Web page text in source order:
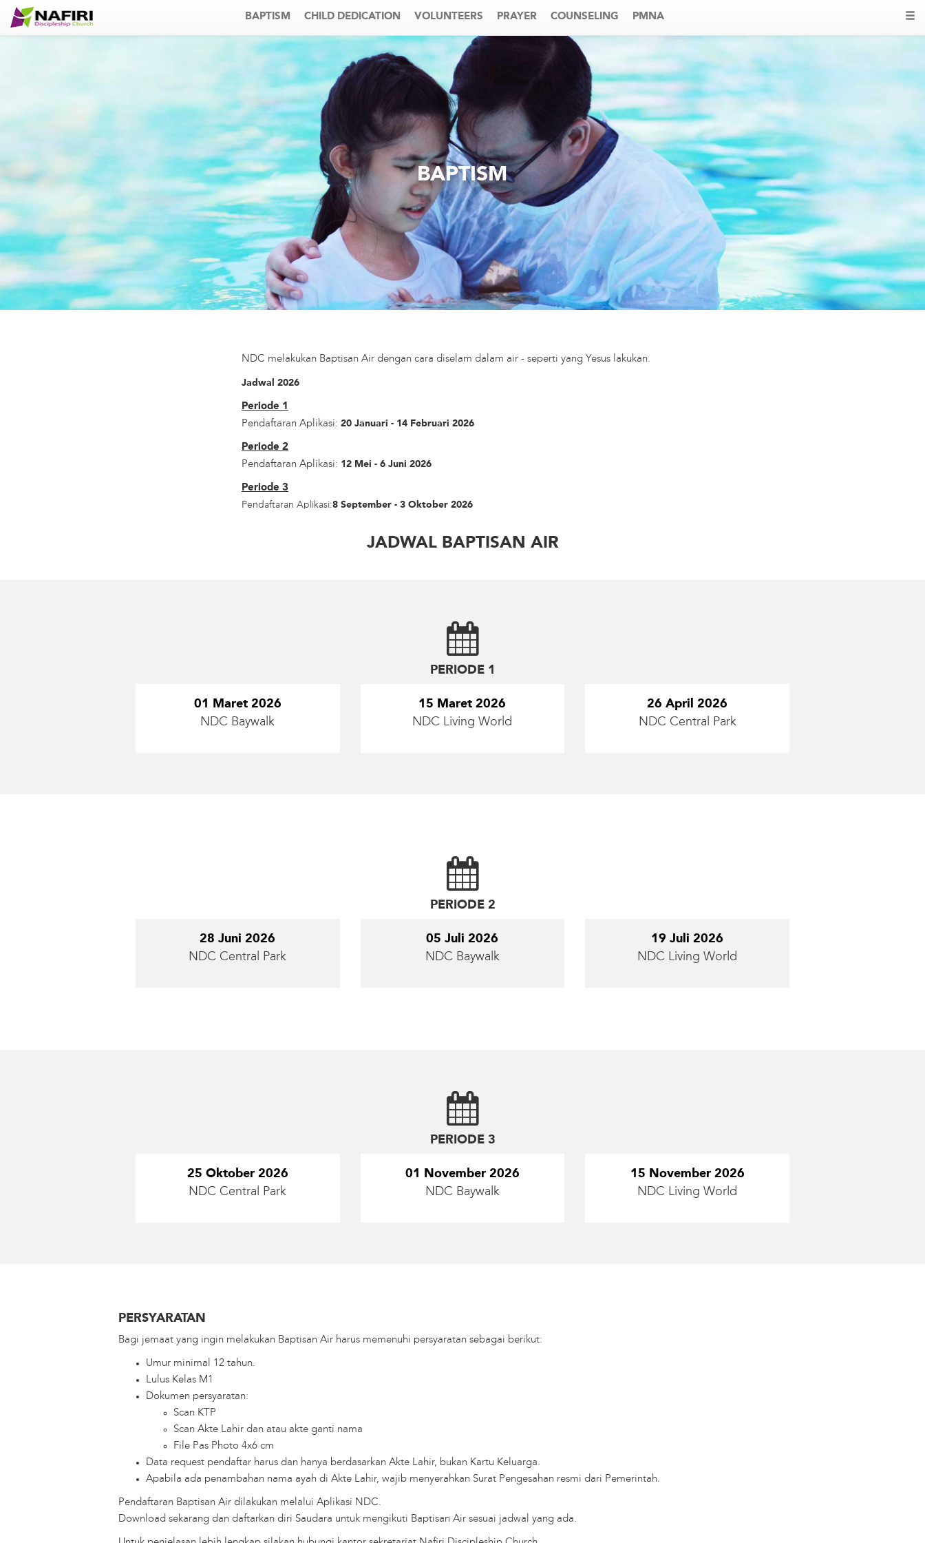
BAPTISM CHILD DEDICATION VOLUNTEERS PRAYER COUNSELING PMNA
BAPTISM
NDC melakukan Baptisan Air dengan cara diselam dalam air - seperti yang Yesus lakukan.
Jadwal 2026
Periode 1
Pendaftaran Aplikasi: 20 Januari - 14 Februari 2026
Periode 2
Pendaftaran Aplikasi: 12 Mei - 6 Juni 2026
Periode 3
Pendaftaran Aplikasi:8 September - 3 Oktober 2026
JADWAL BAPTISAN AIR
PERIODE 1
01 Maret 2026
NDC Baywalk
15 Maret 2026
NDC Living World
26 April 2026
NDC Central Park
PERIODE 2
28 Juni 2026
NDC Central Park
05 Juli 2026
NDC Baywalk
19 Juli 2026
NDC Living World
PERIODE 3
25 Oktober 2026
NDC Central Park
01 November 2026
NDC Baywalk
15 November 2026
NDC Living World
PERSYARATAN
Bagi jemaat yang ingin melakukan Baptisan Air harus memenuhi persyaratan sebagai berikut:
Umur minimal 12 tahun.
Lulus Kelas M1
Dokumen persyaratan:
Scan KTP
Scan Akte Lahir dan atau akte ganti nama
File Pas Photo 4x6 cm
Data request pendaftar harus dan hanya berdasarkan Akte Lahir, bukan Kartu Keluarga.
Apabila ada penambahan nama ayah di Akte Lahir, wajib menyerahkan Surat Pengesahan resmi dari Pemerintah.
Pendaftaran Baptisan Air dilakukan melalui Aplikasi NDC.
Download sekarang dan daftarkan diri Saudara untuk mengikuti Baptisan Air sesuai jadwal yang ada.